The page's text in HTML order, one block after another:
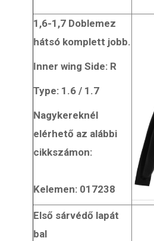
1,6-1,7 Doblemez
hátsó komplett jobb.
Inner wing Side: R
Type: 1.6 / 1.7
Nagykereknél
elérhető az alábbi
cikkszámon:
Kelemen: 017238
Első sárvédő lapát
bal